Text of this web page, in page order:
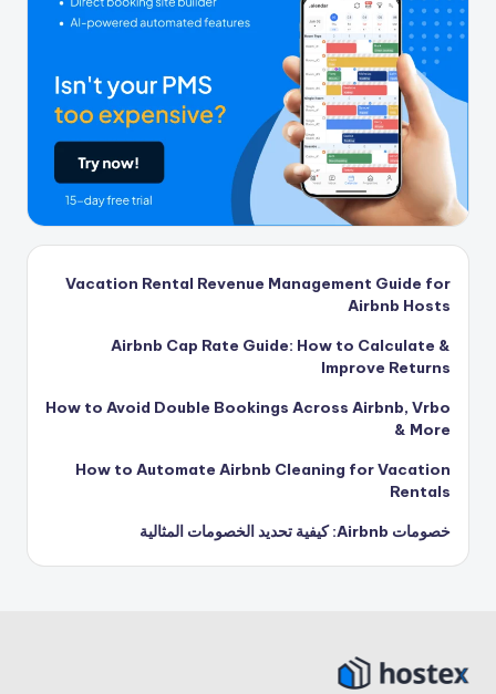
Vacation Rental Revenue Management Guide for
Airbnb Hosts
Airbnb Cap Rate Guide: How to Calculate &
Improve Returns
How to Avoid Double Bookings Across Airbnb, Vrbo
& More
How to Automate Airbnb Cleaning for Vacation
Rentals
خصومات Airbnb: كيفية تحديد الخصومات المثالية